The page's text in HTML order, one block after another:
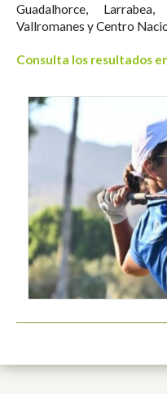
Guadalhorce,
Vallromanes y Centro
Consulta los resultados